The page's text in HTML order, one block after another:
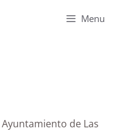
Menu
de Las